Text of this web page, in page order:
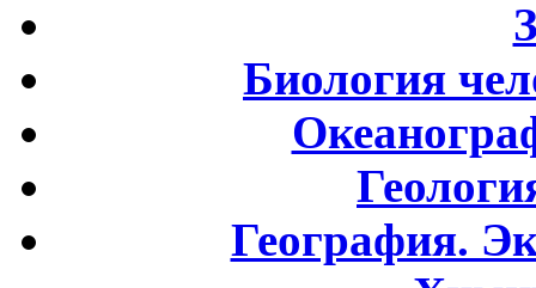
Биология
География.